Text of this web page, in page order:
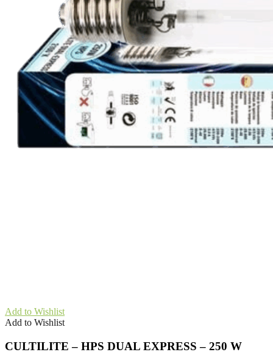
Add to Wishlist
Add to Wishlist
CULTILITE – HPS DUAL EXPRESS – 250 W